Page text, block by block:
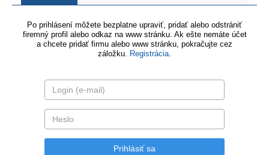
Po prihlásení môžete bezplatne upraviť, pridať alebo odstrániť
firemný profil alebo odkaz na www stránku. Ak ešte nemáte účet
a chcete pridať firmu alebo www stránku, pokračujte cez
záložku. Registrácia.